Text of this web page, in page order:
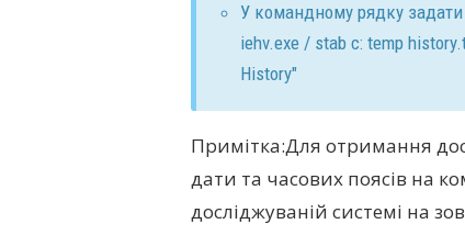
У командному рядку задати
iehv.exe / stab c: temp
History"
Примітка:Для отримання
дати та часових поясів на
досліджуваній системі на